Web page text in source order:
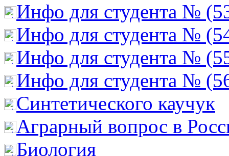
Инфо для студента №
Инфо для студента №
Инфо для студента №
Инфо для студента №
Cинтетического каучук
Аграрный вопрос в
Биология